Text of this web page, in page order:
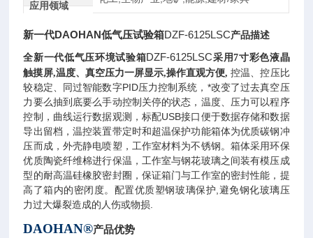
应用领域
新一代DAOHAN低气压试验箱DZF-6125LSC产品描述
全新一代低气压环境试验箱DZF-6125LSC采用7寸彩色液晶
触摸屏,温度、真空压力一屏显示,操作直观方便, 控温、控压比
较稳定、同过智能数字PID压力控制系统，*改变了过去真空压
力要么抽到底要么手动控制关停的状态，温度、压力可以程序
控制，曲线运行数据观测，标配USB接口便于数据存储和数据
导出留档，温控装置带定时和超温保护功能箱体为优质碳钢冲
压而成，外壳静电喷塑，工作室材料为不锈钢。箱体采用环保
优质陶瓷纤维棉进行保温，工作室与钢花玻璃之间装有模压成
型的耐高温硅橡胶密封圈，保证箱门与工作室的密封性能，提
高了箱内的密闭度。配置优质塑钢玻璃保护 避免钢化玻璃压
力过大爆裂造成的人伤或物损
DAOHAN®产品优势